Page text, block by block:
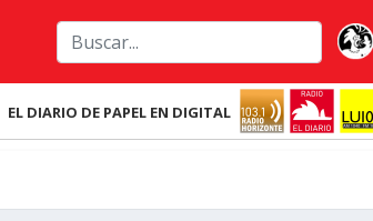
EL DIARIO DE PAPEL EN DIGITAL